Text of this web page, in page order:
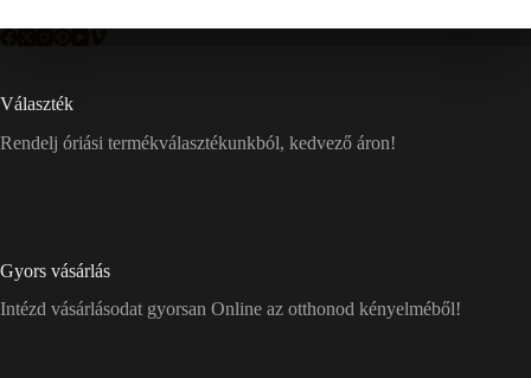
Választék
Rendelj óriási termékválasztékunkból, kedvező áron!
Gyors vásárlás
Intézd vásárlásodat gyorsan Online az otthonod kényelméből!